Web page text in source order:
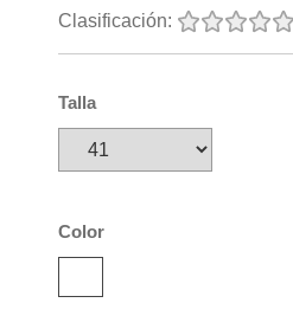
Clasificación:
Talla
Color